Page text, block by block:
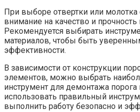
При выборе отвертки или молотка
внимание на качество и прочность
Рекомендуется выбирать
материалов, чтобы быть
эффективности.
В зависимости от конструкции
элементов, можно выбрать
инструмент для демонтажа
использовать правильный
выполнить работу безопасно и